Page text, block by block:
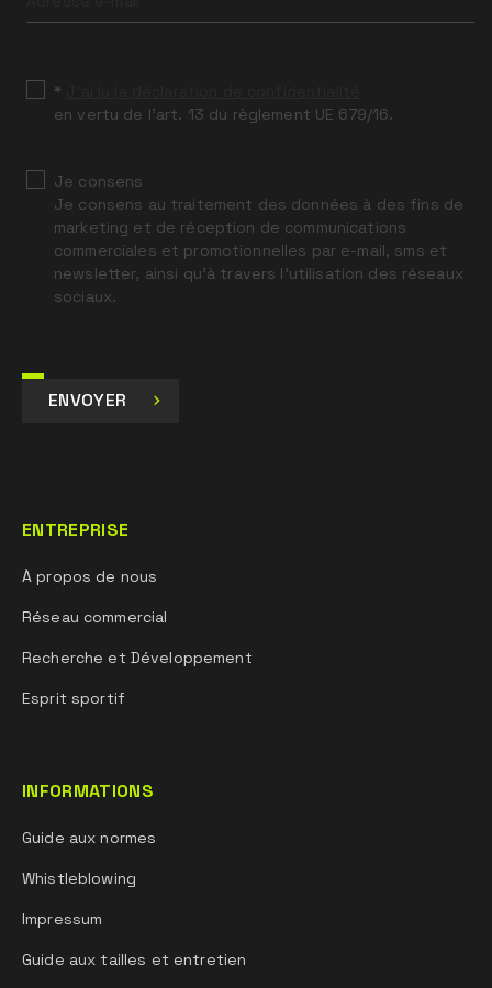
field
*
en vertu de l’art. 13 du règlement UE 679/16.
Je consens
Je consens au traitement des données à des fins de
marketing et de réception de communications
commerciales et promotionnelles par e-mail, sms et
newsletter, ainsi qu’à travers l’utilisation des réseaux
sociaux.
ENVOYER
ENTREPRISE
À propos de nous
Réseau commercial
Recherche et Développement
Esprit sportif
INFORMATIONS
Guide aux normes
Whistleblowing
Impressum
Guide aux tailles et entretien